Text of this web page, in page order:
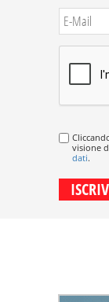
visione
dati.